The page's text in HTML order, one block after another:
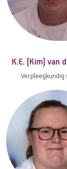
K.E. (Kim) van
Verpleegkundig